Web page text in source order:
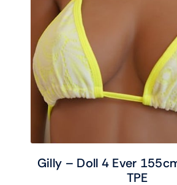
Gilly – Doll 4 Ever
TPE